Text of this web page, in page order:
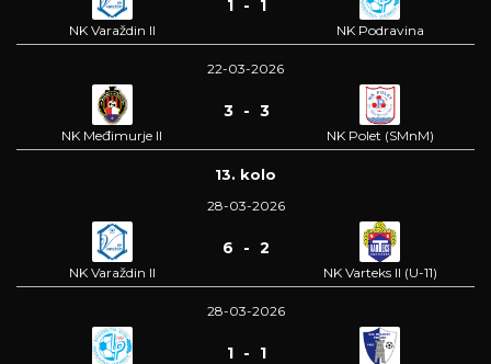
NK Varaždin II
1 - 1
NK Podravina
22-03-2026
NK Međimurje II
3 - 3
NK Polet (SMnM)
13. kolo
28-03-2026
NK Varaždin II
6 - 2
NK Varteks II (U-11)
28-03-2026
1 - 1